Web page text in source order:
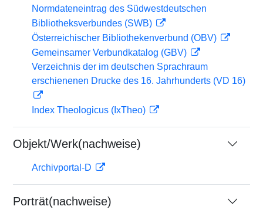
Normdateneintrag des Südwestdeutschen
Bibliotheksverbundes (SWB)
Österreichischer Bibliothekenverbund (OBV)
Gemeinsamer Verbundkatalog (GBV)
Verzeichnis der im deutschen Sprachraum
erschienenen Drucke des 16. Jahrhunderts (VD 16)
Index Theologicus (IxTheo)
Objekt/Werk(nachweise)
Archivportal-D
Porträt(nachweise)